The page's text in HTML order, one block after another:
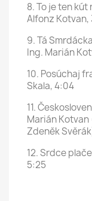
8. To je ten
Alfonz Kotvan,
9. Tá
Ing. Marián
10. Posúchaj
Skala, 4:04
11.
Marián Kotvan
Zdeněk
12. Srdce
5:25